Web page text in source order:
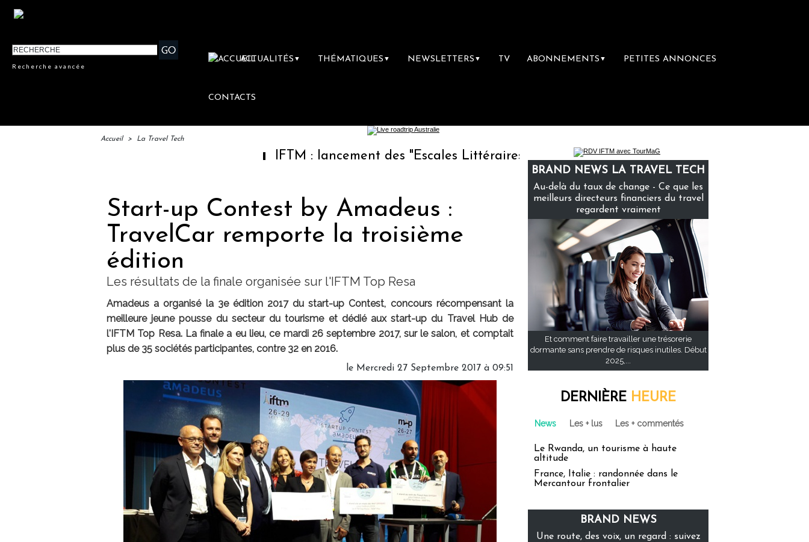
Recherche avancée
ACTUALITÉS ▼ THÉMATIQUES ▼ NEWSLETTERS ▼ TV ABONNEMENTS ▼ PETITES ANNONCES
CONTACTS
Accueil > La Travel Tech
IFTM : lancement des "Escales Littéraires", la première librairie du voyage
Start-up Contest by Amadeus :
TravelCar remporte la troisième
édition
Les résultats de la finale organisée sur l'IFTM Top Resa
Amadeus a organisé la 3e édition 2017 du start-up Contest, concours récompensant la
meilleure jeune pousse du secteur du tourisme et dédié aux start-up du Travel Hub de
l'IFTM Top Resa. La finale a eu lieu, ce mardi 26 septembre 2017, sur le salon, et comptait
plus de 35 sociétés participantes, contre 32 en 2016.
le Mercredi 27 Septembre 2017 à 09:51
BRAND NEWS LA TRAVEL TECH
Au-delà du taux de change - Ce que les
meilleurs directeurs financiers du travel
regardent vraiment
Et comment faire travailler une trésorerie
dormante sans prendre de risques inutiles. Début
2025,...
DERNIÈRE HEURE
News Les + lus Les + commentés
Le Rwanda, un tourisme à haute
altitude
France, Italie : randonnée dans le
Mercantour frontalier
BRAND NEWS
Une route, des voix, un regard : suivez